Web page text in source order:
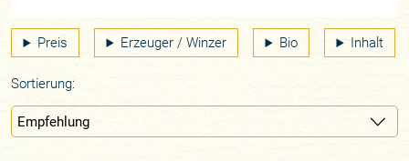
Preis Erzeuger / Winzer Bio Inhalt
Sortierung: